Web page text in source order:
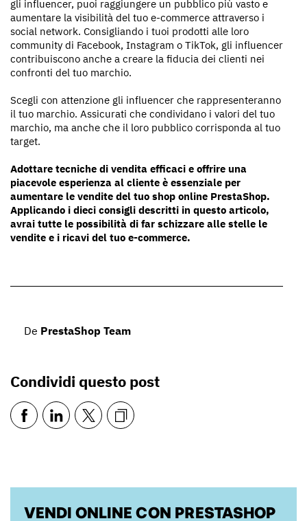
gli influencer, puoi raggiungere un pubblico più vasto e
aumentare la visibilità del tuo e-commerce attraverso i
social network. Consigliando i tuoi prodotti alle loro
community di Facebook, Instagram o TikTok, gli influencer
contribuiscono anche a creare la fiducia dei clienti nei
confronti del tuo marchio.
Scegli con attenzione gli influencer che rappresenteranno
il tuo marchio. Assicurati che condividano i valori del tuo
marchio, ma anche che il loro pubblico corrisponda al tuo
target.
Adottare tecniche di vendita efficaci e offrire una
piacevole esperienza al cliente è essenziale per
aumentare le vendite del tuo shop online PrestaShop.
Applicando i dieci consigli descritti in questo articolo,
avrai tutte le possibilità di far schizzare alle stelle le
vendite e i ricavi del tuo e-commerce.
De PrestaShop Team
Condividi questo post
VENDI ONLINE CON PRESTASHOP